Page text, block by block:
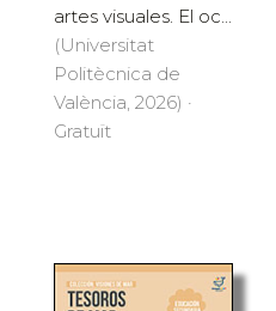
artes visuales. El oc...
(Universitat
Politècnica de
València, 2026) ·
Gratuït